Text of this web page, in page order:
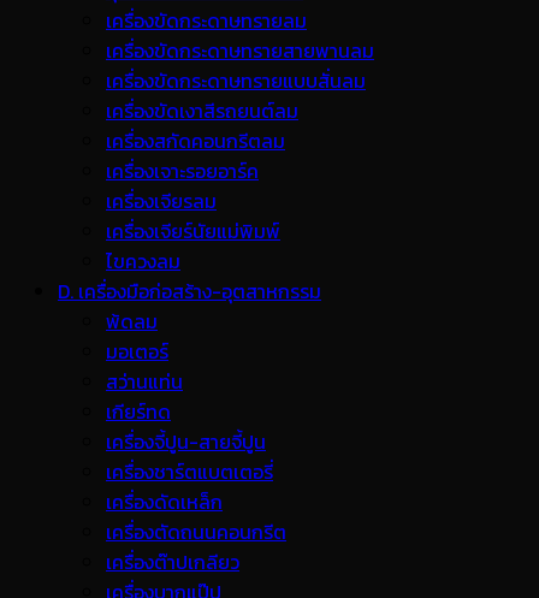
เครื่องขัดกระดาษทรายลม
เครื่องขัดกระดาษทรายสายพานลม
เครื่องขัดกระดาษทรายแบบสั่นลม
เครื่องขัดเงาสีรถยนต์ลม
เครื่องสกัดคอนกรีตลม
เครื่องเจาะรอยอาร์ค
เครื่องเจียรลม
เครื่องเจียร์นัยแม่พิมพ์
ไขควงลม
D. เครื่องมือก่อสร้าง-อุตสาหกรรม
พ้ดลม
มอเตอร์
สว่านแท่น
เกียร์ทด
เครื่องจี้ปูน-สายจี้ปูน
เครื่องชาร์ตแบตเตอรี่
เครื่องดัดเหล็ก
เครื่องตัดถนนคอนกรีต
เครื่องต๊าปเกลียว
เครื่องบากแป๊ป